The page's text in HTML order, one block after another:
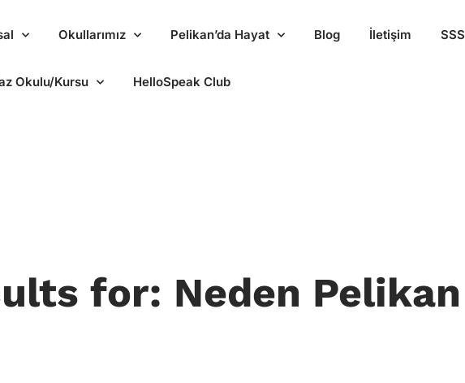
Okullarımız Pelikan’da Hayat Blog İletişim SSS
Okulu/Kursu HelloSpeak Club
for: Neden Pelikan